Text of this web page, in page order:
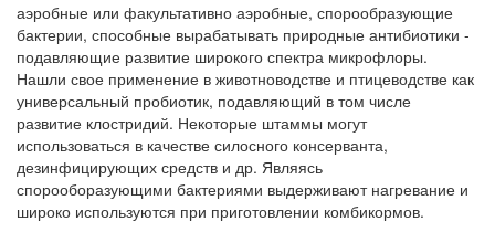
аэробные или факультативно аэробные, спорообразующие
бактерии, способные вырабатывать природные антибиотики -
подавляющие развитие широкого спектра микрофлоры.
Нашли свое применение в животноводстве и птицеводстве как
универсальный пробиотик, подавляющий в том числе
развитие клостридий. Некоторые штаммы могут
использоваться в качестве силосного консерванта,
дезинфицирующих средств и др. Являясь
спорооборазующими бактериями выдерживают нагревание и
широко используются при приготовлении комбикормов.